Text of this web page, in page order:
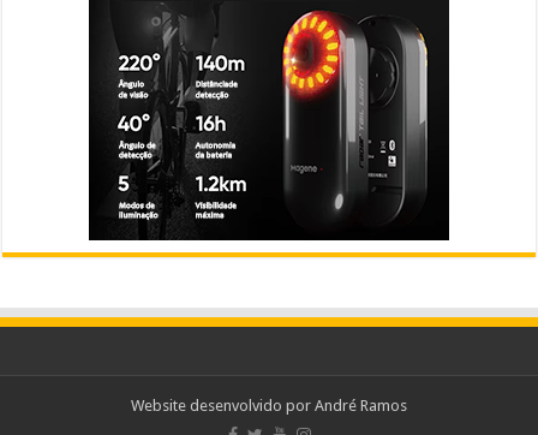
Website desenvolvido por André Ramos